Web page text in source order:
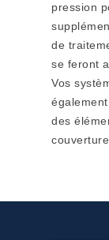
pression
de
se feront
Vos
des
couverture.